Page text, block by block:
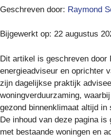
Geschreven door: Raymond
Bijgewerkt op: 22 augustus
Dit artikel is geschreven door
energieadviseur en oprichter
zijn dagelijkse praktijk
woningverduurzaming,
gezond binnenklimaat altijd in
De inhoud van deze pagina
met bestaande woningen en